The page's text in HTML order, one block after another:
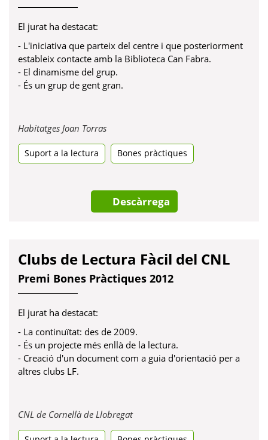
El jurat ha destacat:
- L'iniciativa que parteix del centre i que posteriorment
estableix contacte amb la Biblioteca Can Fabra.
- El dinamisme del grup.
- És un grup de gent gran.
Habitatges Joan TorrasObre
una
pestanya
Suport a la lectura Bones pràctiques
Descàrrega
Clubs de Lectura Fàcil del CNL
Premi Bones Pràctiques 2012
El jurat ha destacat:
- La continuïtat: des de 2009.
- És un projecte més enllà de la lectura.
- Creació d'un document com a guia d'orientació per a
altres clubs LF.
CNL de Cornellà de LlobregatObre